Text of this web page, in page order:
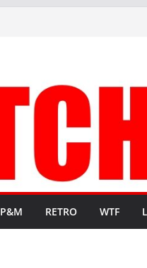
P&M RETRO WTF